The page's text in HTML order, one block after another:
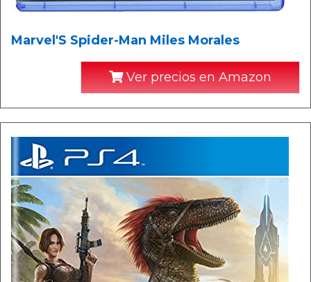
Marvel'S Spider-Man Miles Morales
Ver precios en Amazon